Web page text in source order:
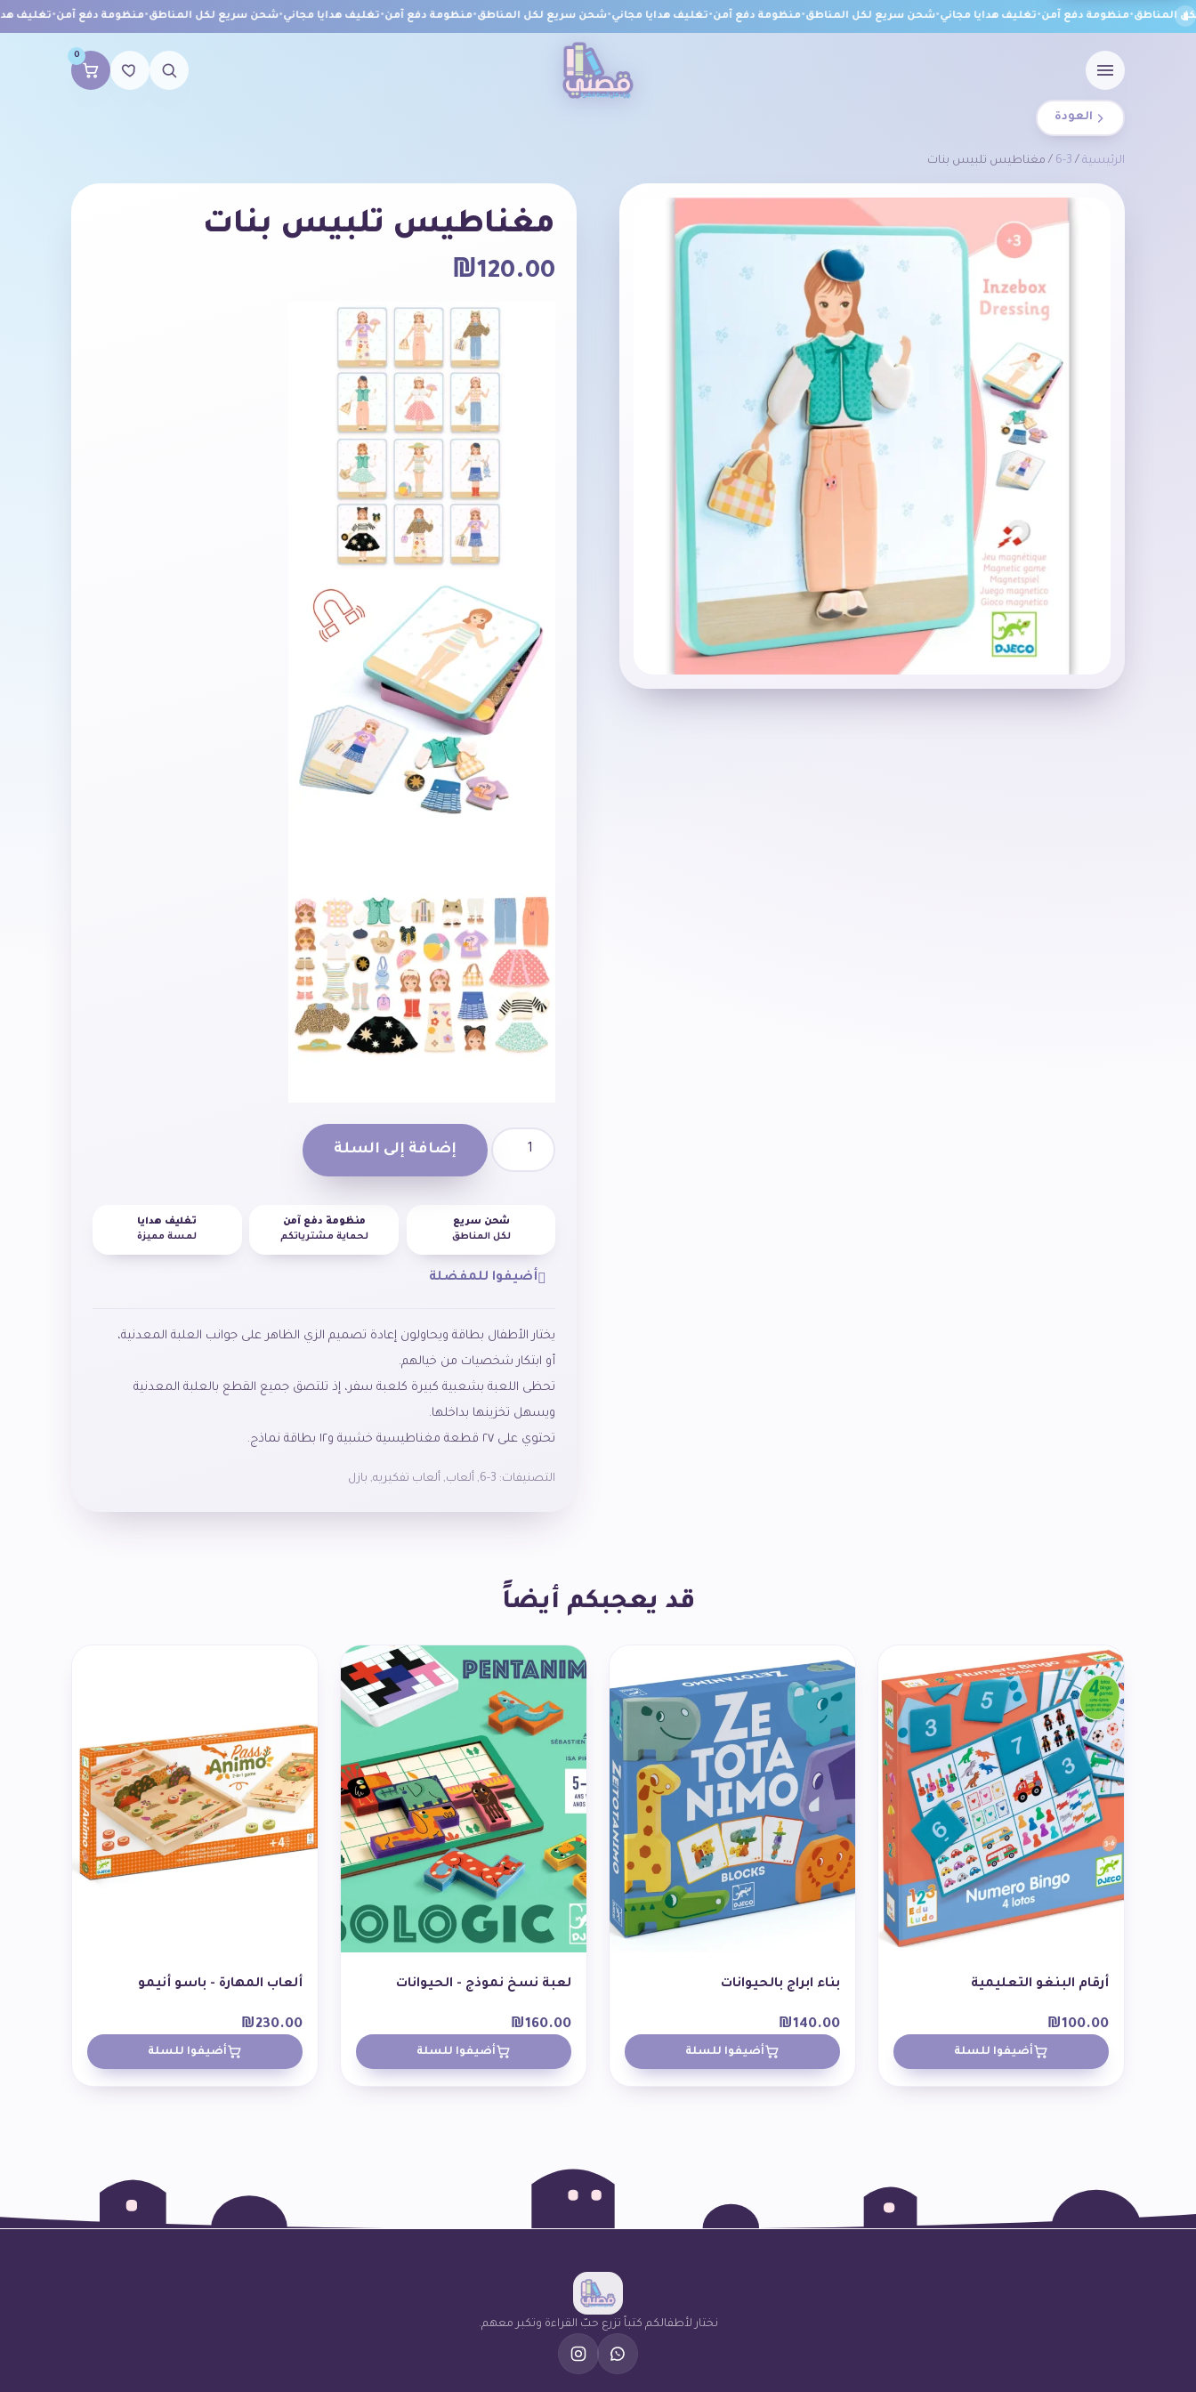
•منظومة دفع آمن•تغليف هدايا مجاني•شحن سريع لكل المناطق•منظومة دفع آمن•تغليف هدايا مجاني•شحن سريع لكل المناطق•منظومة دفع آمن•تغليف هدايا مجاني•شحن سريع لكل المناطق•منظومة دفع آمن•تغليف
0
العودة
الرئيسية /
3-6 / مغناطيس تلبيس بنات
مغناطيس تلبيس بنات
₪120.00
إضافة إلى السلة
شحن سريع
لكل المناطق
منظومة دفع آمن
لحماية مشترياتكم
تغليف هدايا
لمسة مميزة
أضيفوا للمفضلة
تحظى اللعبة بشعبية كبيرة كلعبة سفر، إذ تلتصق جميع القطع بالعلبة المعدنية
تحتوي على ٢٧ قطعة مغناطيسية خشبية و١٢ بطاقة نماذج.
التصنيفات: 3-6
, ألعاب, ألعاب تفكيريه, بازل
قد يعجبكم أيضاً
أرقام البنغو التعليمية
₪100.00
أضيفوا للسلة
بناء ابراج بالحيوانات
₪140.00
أضيفوا للسلة
لعبة نسخ نموذج - الحيوانات
₪160.00
أضيفوا للسلة
ألعاب المهارة - باسو أنيمو
₪230.00
أضيفوا للسلة
نختار لأطفالكم كتباً تزرع حبّ القراءة وتكبر معهم.